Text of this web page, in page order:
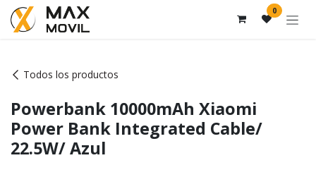
Ir al contenido 0
Todos los productos
Powerbank 10000mAh Xiaomi
Power Bank Integrated Cable/
22.5W/ Azul